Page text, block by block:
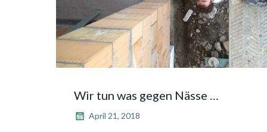
Wir tun was gegen Nässe …
April 21, 2018